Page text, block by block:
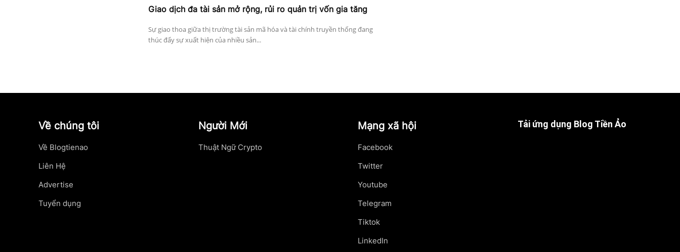
Giao dịch đa tài sản mở rộng, rủi ro quản trị vốn gia tăng
Sự giao thoa giữa thị trường tài sản mã hóa và tài chính truyền thống đang
thúc đẩy sự xuất hiện của nhiều sản...
Về chúng tôi
Về Blogtienao
Liên Hệ
Advertise
Tuyển dụng
Người Mới
Thuật Ngữ Crypto
Mạng xã hội
Facebook
Twitter
Youtube
Telegram
Tiktok
LinkedIn
Tải ứng dụng Blog Tiền Ảo